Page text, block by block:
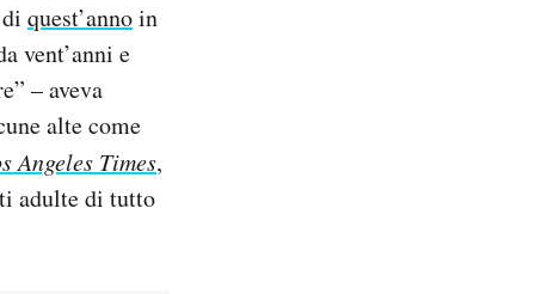
quest’annoin
vent’anni e
– aveva
alte come
Angeles Times,
adulte di tutto